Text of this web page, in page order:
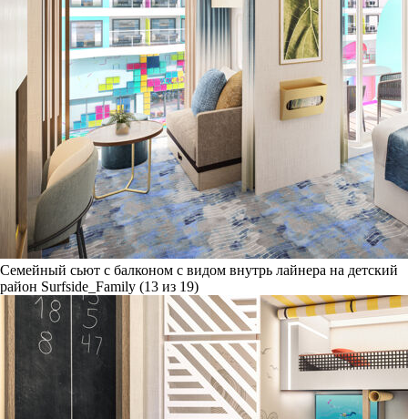
Семейный сьют с балконом с видом внутрь лайнера на детский
район Surfside_Family (13 из 19)